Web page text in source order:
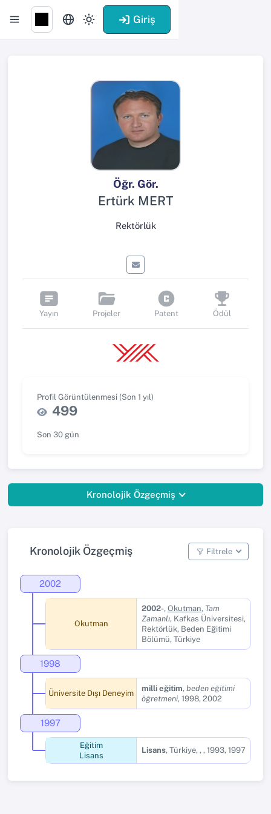
Giriş
Öğr. Gör.
Ertürk MERT
Rektörlük
Yayın Projeler Patent Ödül
Profil Görüntülenmesi (Son 1 yıl)
499
Son 30 gün
Kronolojik Özgeçmiş
Kronolojik Özgeçmiş Filtrele
2002
Okutman
2002-, Okutman, Tam
Zamanlı, Kafkas Üniversitesi,
Rektörlük, Beden Eğitimi
Bölümü, Türkiye
1998
Üniversite Dışı Deneyim
milli eğitim, beden eğitimi
öğretmeni, 1998, 2002
1997
Eğitim
Lisans
Lisans, Türkiye, , , 1993, 1997